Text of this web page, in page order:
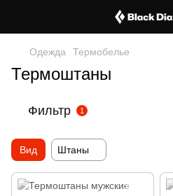
Одежда Термобелье
Термоштаны
Фильтр 1
Вид Штаны